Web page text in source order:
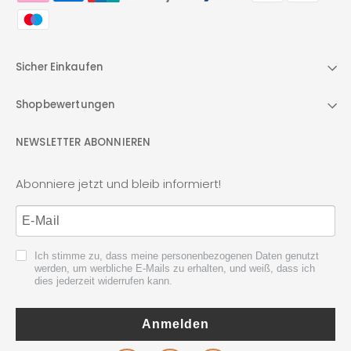
Sicher Einkaufen
Shopbewertungen
NEWSLETTER ABONNIEREN
Abonniere jetzt und bleib informiert!
Ich stimme zu, dass meine personenbezogenen Daten genutzt
werden, um werbliche E-Mails zu erhalten, und weiß, dass ich
dies jederzeit widerrufen kann.
Anmelden